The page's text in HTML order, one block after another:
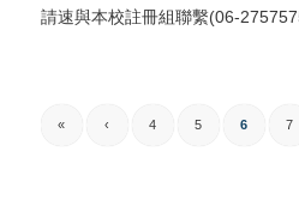
請速與本校註冊組聯繫(06-
« ‹ 4 5 6 7